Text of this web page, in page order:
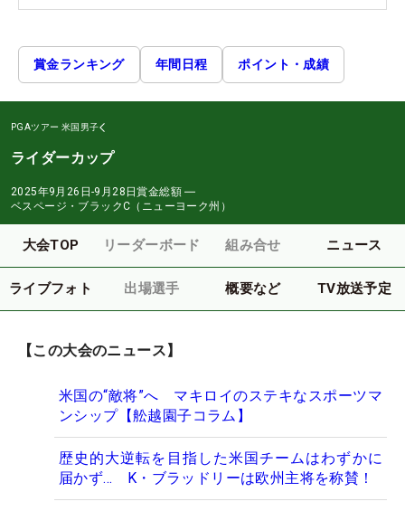
賞金ランキング 年間日程 ポイント・成績
PGAツアー 米国男子
ライダーカップ
2025年9月26日-9月28日賞金総額 ―
ベスページ・ブラックC（ニューヨーク州）
大会TOP リーダーボード 組み合せ ニュース
ライブフォト 出場選手 概要など TV放送予定
【この大会のニュース】
米国の“敵将”へ マキロイのステキなスポーツマ
ンシップ【舩越園子コラム】
歴史的大逆転を目指した米国チームはわずかに
届かず... K・ブラッドリーは欧州主将を称賛！